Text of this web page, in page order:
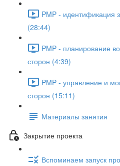
PMP - идентификация
(28:44)
PMP - планирование
сторон (4:39)
PMP - управление и
сторон (15:11)
Материалы занятия
Закрытие проекта
Вспоминаем запуск